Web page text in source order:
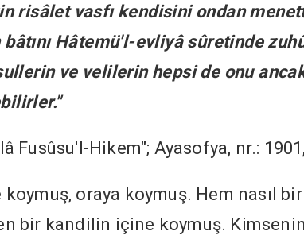
risâlet vasfı kendisini ondan
Hâtemü'l-evliyâ sûretinde
ve velilerin hepsi de onu
Fusûsu'l-Hikem"; Ayasofya, nr.:
oraya koymuş. Hem nasıl
bir kandilin içine koymuş.